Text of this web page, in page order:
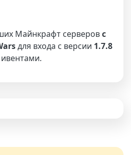
Майнкрафт серверовс
для входа с версии 1.7.8